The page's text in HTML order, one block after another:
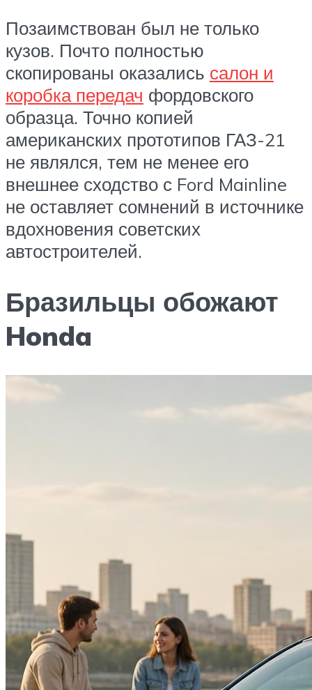
Позаимствован был не только
кузов. Почто полностью
скопированы оказались салон и
коробка передач фордовского
образца. Точно копией
американских прототипов ГАЗ-21
не являлся, тем не менее его
внешнее сходство с Ford Mainline
не оставляет сомнений в источнике
вдохновения советских
автостроителей.
Бразильцы обожают
Honda